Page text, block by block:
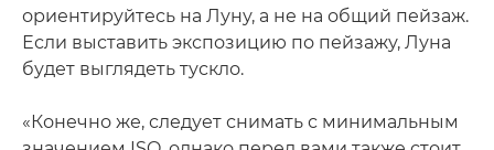
ориентируйтесь на Луну, а не на общий пейзаж.
Если выставить экспозицию по пейзажу, Луна
будет выглядеть тускло.
«Конечно же, следует снимать с минимальным